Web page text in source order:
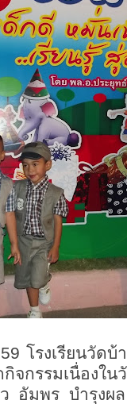
โรงเรียนวัด
จกรรมเนื่องใ
อัมพร บำรุงผล